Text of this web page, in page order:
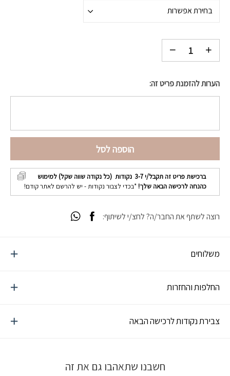
בחירת אפשרות
הערות להזמנת פריט זה:
הוספה לסל
ברכישת פריט זה תקבל/י 3-7 נקודות (כל נקודה שווה שקל) למימוש
כהנחה לרכישה הבאה שלך! *בכדי לצבור נקודות - יש להרשם לאתר קודם!
משלוחים
החלפות והחזרות
צבירת נקודות לרכישה הבאה
רוצה לשתף את החבר/ה? לחצ/י לשיתוף:
חשבנו שתאהבו גם את זה